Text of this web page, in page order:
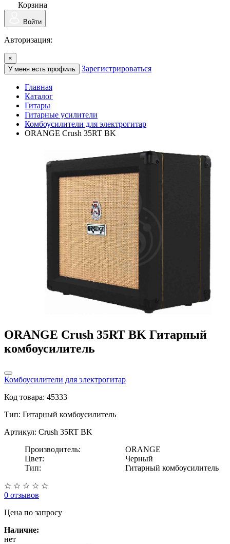
Корзина
Войти
Авторизация:
×
У меня есть профиль
Зарегистрироваться
Главная
Каталог
Гитары
Гитарные усилители
Комбоусилители для электрогитар
ORANGE Crush 35RT BK
ORANGE Crush 35RT BK Гитарный
комбоусилитель
Комбоусилители для электрогитар
Код товара: 45333
Тип: Гитарный комбоусилитель
Артикул: Crush 35RT BK
Производитель:
ORANGE
Цвет:
Черный
Тип:
Гитарный комбоусилитель
☆ ☆ ☆ ☆ ☆
0 отзывов
Цена по запросу
Наличие:
нет